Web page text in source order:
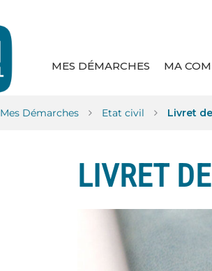
MES DÉMARCHES MA
Mes Démarches Etat civil Livret
LIVRET